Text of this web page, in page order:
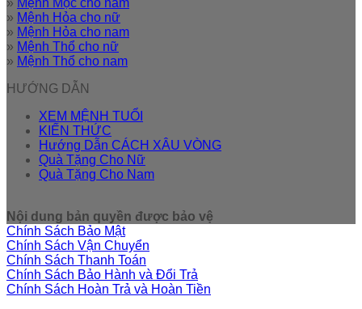
» Mệnh Mộc cho nam
» Mệnh Hỏa cho nữ
» Mệnh Hỏa cho nam
» Mệnh Thổ cho nữ
» Mệnh Thổ cho nam
HƯỚNG DẪN
XEM MỆNH TUỔI
KIẾN THỨC
Hướng Dẫn CÁCH XÂU VÒNG
Quà Tặng Cho Nữ
Quà Tặng Cho Nam
Nội dung bản quyền được bảo vệ
Chính Sách Bảo Mật
Chính Sách Vận Chuyển
Chính Sách Thanh Toán
Chính Sách Bảo Hành và Đổi Trả
Chính Sách Hoàn Trả và Hoàn Tiền